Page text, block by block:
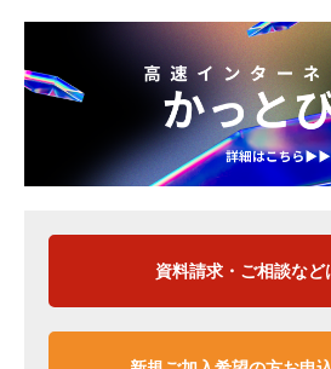
資料請求・ご相談など